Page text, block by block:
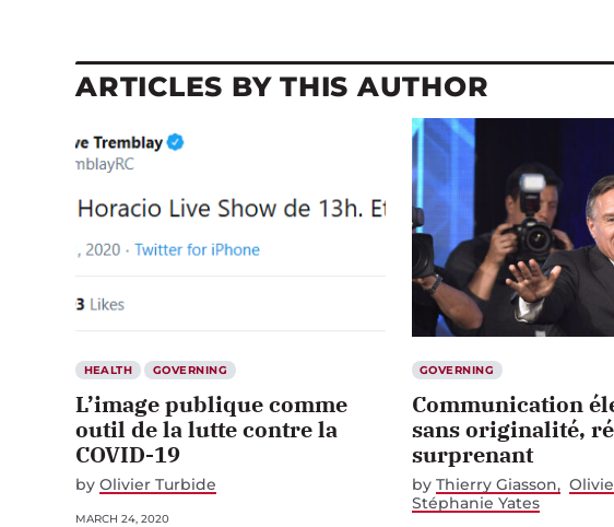
ARTICLES BY THIS AUTHOR
HEALTH GOVERNING
L’image publique comme
outil de la lutte contre la
COVID-19
by Olivier Turbide
MARCH 24, 2020
GOVERNING
Communication
sans originalité,
surprenant
by Thierry Giasson
Stéphanie Yates